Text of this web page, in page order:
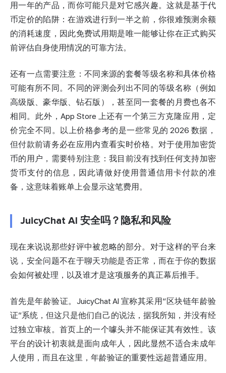
用一年的产品，而你可能只是对它感兴趣。这就是基于代
币定价的陷阱：在游戏进行到一半之前，你很难预测余额
的消耗速度，因此免费试用期是唯一能够让你在正式购买
前评估自身使用情况的可靠方法。
还有一点需要注意：不同来源的套餐等级名称和具体价格
可能有所不同。不同的评测会列出不同的等级名称（例如
高级版、豪华版、钻石版），甚至同一套餐的月费也各不
相同。此外，App Store 上还有一个第三方克隆应用，定
价完全不同。以上价格参考的是一些常见的 2026 数据，
但付款前请务必在应用内查看实时价格。对于使用加密货
币的用户，需要特别注意：我目前没有找到任何支持加密
货币支付的信息，因此请做好使用普通信用卡付款的准
备，这意味着账单上会显示这笔费用。
JuicyChat AI 安全吗？隐私和风险
现在来说说那些好评中被忽略的部分。对于这样的平台来
说，安全问题不在于聊天功能是否正常，而在于你的数据
会如何被处理，以及谁才是这项服务的真正幕后推手。
首先是年龄验证。JuicyChat AI 宣称其采用“区块链年龄验
证”系统，但这只是他们自己的说法，据我所知，并没有经
过独立审核。首页上的一个噱头并不能保证其有效性。该
平台的设计初衷就是面向成年人，因此显然不适合未成年
人使用，而且在这里，年龄验证的重要性远超普通应用。